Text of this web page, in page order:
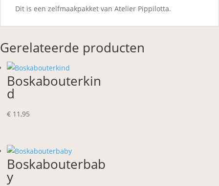
Dit is een zelfmaakpakket van Atelier Pippilotta.
Gerelateerde producten
Boskabouterkin
d
€ 11,95
Boskabouterbab
y